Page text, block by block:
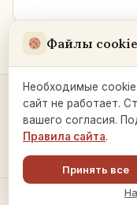
Вся программа мая →
© 2026 Русский Дом в
Файлы cookie
Необходимые
сайт не работает.
вашего согласия.
Правила сайта.
Принять все